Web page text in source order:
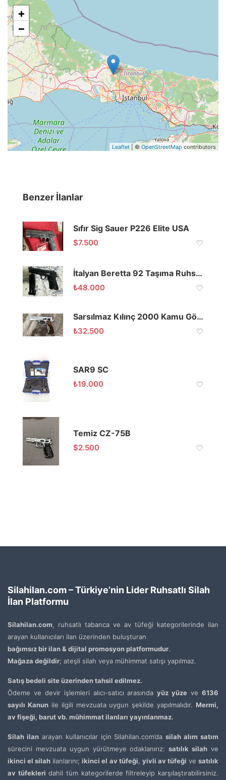
+
−
Leaflet| ©OpenStreetMap contributors
Benzer İlanlar
Sıfır Sig Sauer P226 Elite USA
$7.500
İtalyan Beretta 92 Taşıma Ruhsatlı
₺48.000
Sarsılmaz Kılınç 2000 Kamu Görevlisinden
₺32.500
SAR9 SC
₺19.000
Temiz CZ-75B
$2.500
Silahilan.com – Türkiye’nin Lider Ruhsatlı Silah
İlan Platformu
Silahilan.com, ruhsatlı tabanca ve av tüfeği kategorilerinde ilan
arayan kullanıcıları ilan üzerinden buluşturan
bağımsız bir ilan & dijital promosyon platformudur.
Mağaza değildir; ateşli silah veya mühimmat satışı yapılmaz.
Satış bedeli site üzerinden tahsil edilmez.
Ödeme ve devir işlemleri alıcı-satıcı arasındayüz yüze ve6136
sayılı Kanunile ilgili mevzuata uygun şekilde yapılmalıdır. Mermi,
av fişeği, barut vb. mühimmat ilanları yayınlanmaz.
Silah ilanarayan kullanıcılar için Silahilan.com’dasilah alım satım
sürecini mevzuata uygun yürütmeye odaklanırız:satılık silah ve
ikinci el silah ilanlarını;ikinci el av tüfeği, yivli av tüfeği vesatılık
av tüfekleri dahil tüm kategorilerde filtreleyip karşılaştırabilirsiniz.